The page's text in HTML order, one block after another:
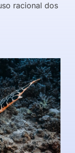
racional dos